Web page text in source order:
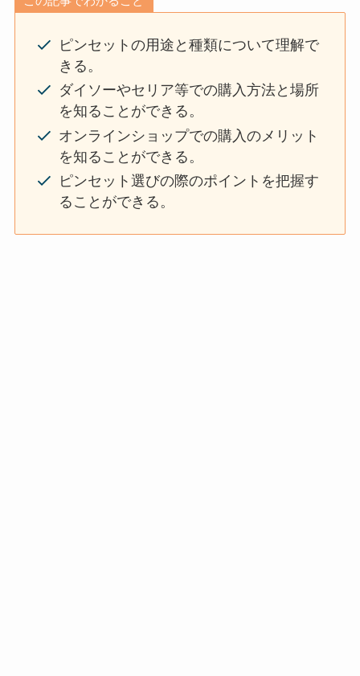
ピンセットの用途と種類について理解で
きる。
ダイソーやセリア等での購入方法と場所
を知ることができる。
オンラインショップでの購入のメリット
を知ることができる。
ピンセット選びの際のポイントを把握す
ることができる。